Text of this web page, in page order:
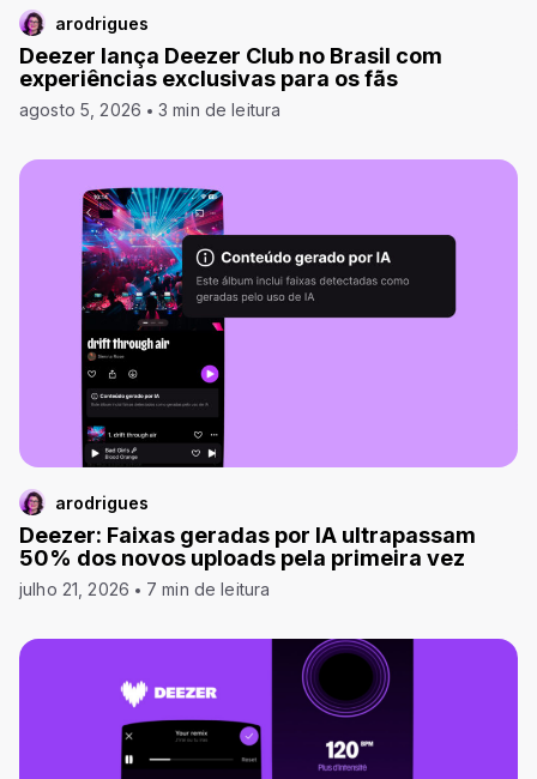
arodrigues
Deezer lança Deezer Club no Brasil com
experiências exclusivas para os fãs
agosto 5, 2026 3 min de leitura
arodrigues
Deezer: Faixas geradas por IA ultrapassam
50% dos novos uploads pela primeira vez
julho 21, 2026 7 min de leitura